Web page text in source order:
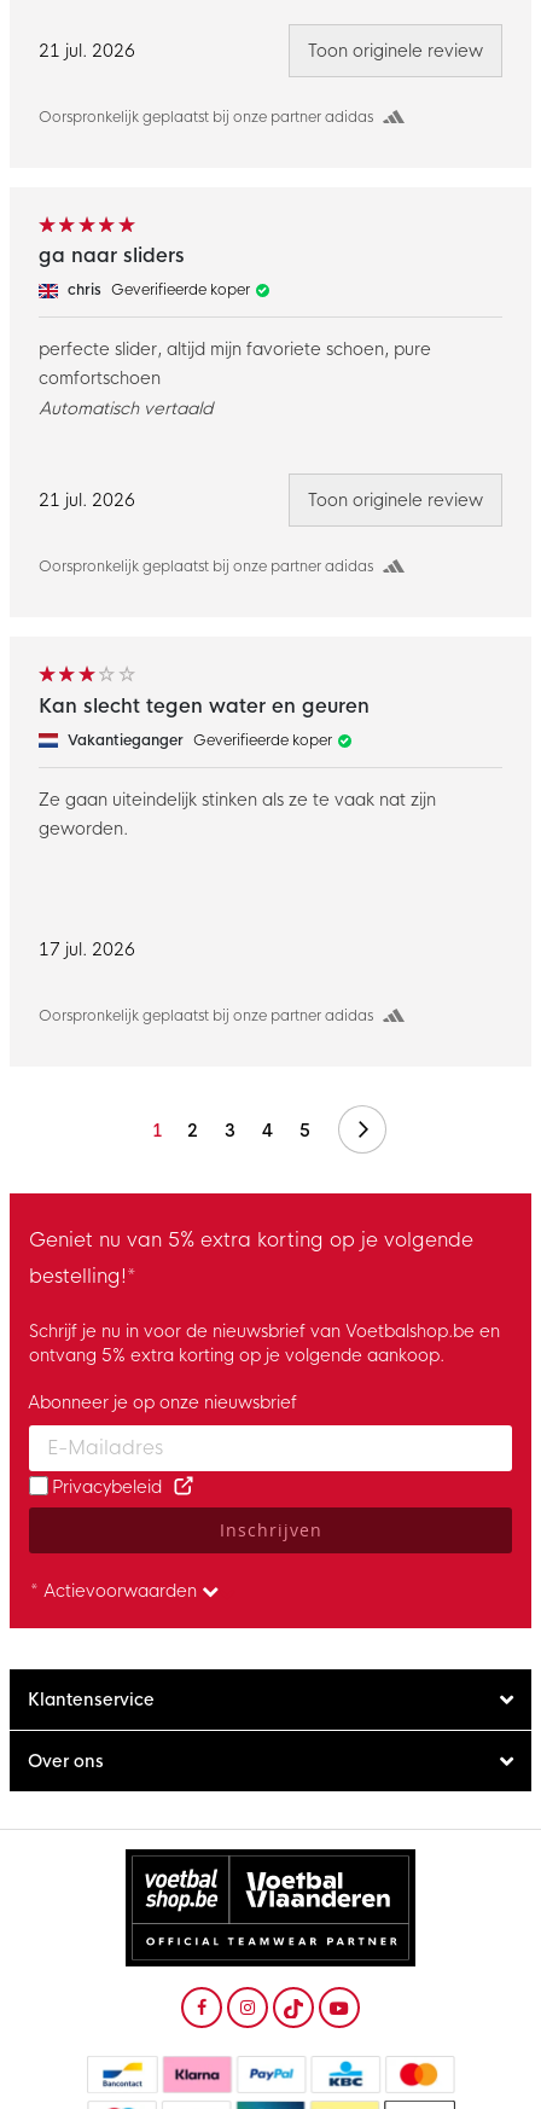
21 jul. 2026
Oorspronkelijk geplaatst bij onze partner adidas
Toon originele review
21 jul. 2026
Oorspronkelijk geplaatst bij onze partner adidas
ga naar sliders
chris Geverifieerde koper
perfecte slider, altijd mijn favoriete schoen, pure
comfortschoen
Automatisch vertaald
Toon originele review
17 jul. 2026
Oorspronkelijk geplaatst bij onze partner adidas
Kan slecht tegen water en geuren
Vakantieganger Geverifieerde koper
Ze gaan uiteindelijk stinken als ze te vaak nat zijn
geworden.
1 2 3 4 5 Volgende
Geniet nu van 5% extra korting op je volgende
bestelling!*
Schrijf je nu in voor de nieuwsbrief van Voetbalshop.be en
ontvang 5% extra korting op je volgende aankoop.
Enter your email and accept the privacy policy to subscribe to
Abonneer je op onze nieuwsbrief
Privacybeleid
Inschrijven
* Actievoorwaarden
Klantenservice
Over ons